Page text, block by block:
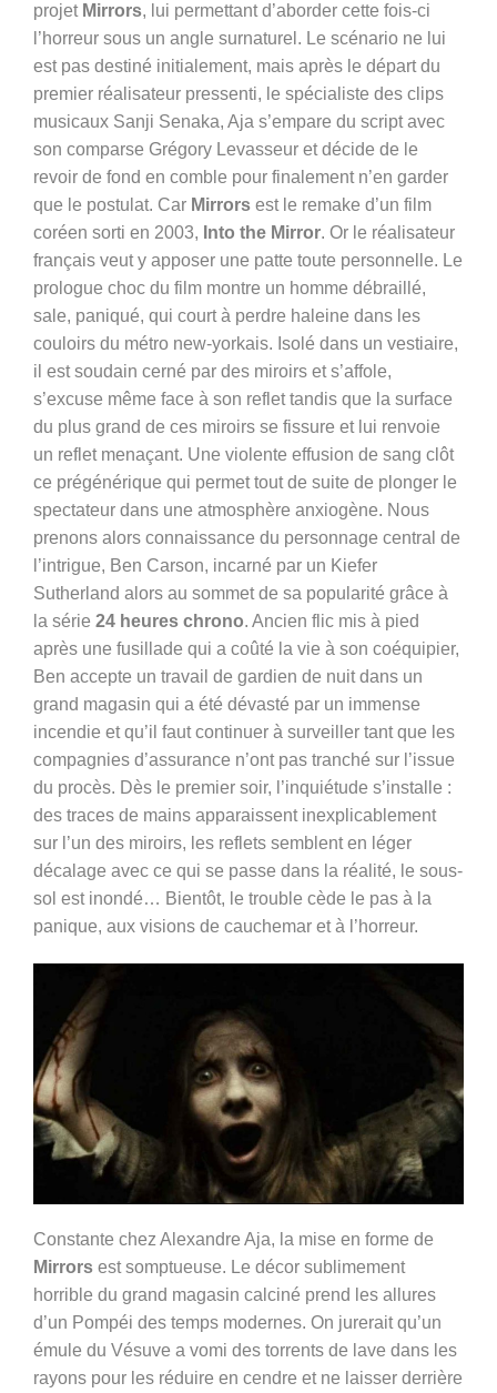
projet Mirrors, lui permettant d’aborder cette fois-ci
l’horreur sous un angle surnaturel. Le scénario ne lui
est pas destiné initialement, mais après le départ du
premier réalisateur pressenti, le spécialiste des clips
musicaux Sanji Senaka, Aja s’empare du script avec
son comparse Grégory Levasseur et décide de le
revoir de fond en comble pour finalement n’en garder
que le postulat. Car Mirrors est le remake d’un film
coréen sorti en 2003, Into the Mirror. Or le réalisateur
français veut y apposer une patte toute personnelle. Le
prologue choc du film montre un homme débraillé,
sale, paniqué, qui court à perdre haleine dans les
couloirs du métro new-yorkais. Isolé dans un vestiaire,
il est soudain cerné par des miroirs et s’affole,
s’excuse même face à son reflet tandis que la surface
du plus grand de ces miroirs se fissure et lui renvoie
un reflet menaçant. Une violente effusion de sang clôt
ce prégénérique qui permet tout de suite de plonger le
spectateur dans une atmosphère anxiogène. Nous
prenons alors connaissance du personnage central de
l’intrigue, Ben Carson, incarné par un Kiefer
Sutherland alors au sommet de sa popularité grâce à
la série 24 heures chrono. Ancien flic mis à pied
après une fusillade qui a coûté la vie à son coéquipier,
Ben accepte un travail de gardien de nuit dans un
grand magasin qui a été dévasté par un immense
incendie et qu’il faut continuer à surveiller tant que les
compagnies d’assurance n’ont pas tranché sur l’issue
du procès. Dès le premier soir, l’inquiétude s’installe :
des traces de mains apparaissent inexplicablement
sur l’un des miroirs, les reflets semblent en léger
décalage avec ce qui se passe dans la réalité, le sous-
sol est inondé… Bientôt, le trouble cède le pas à la
panique, aux visions de cauchemar et à l’horreur.
Constante chez Alexandre Aja, la mise en forme de
Mirrors est somptueuse. Le décor sublimement
horrible du grand magasin calciné prend les allures
d’un Pompéi des temps modernes. On jurerait qu’un
émule du Vésuve a vomi des torrents de lave dans les
rayons pour les réduire en cendre et ne laisser derrière